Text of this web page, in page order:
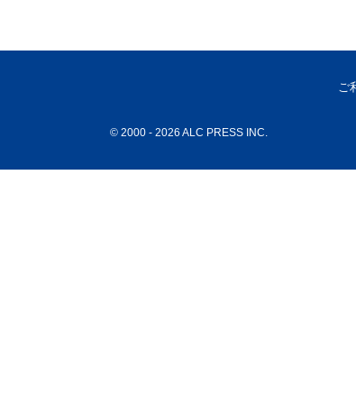
ご
© 2000 - 2026 ALC PRESS INC.